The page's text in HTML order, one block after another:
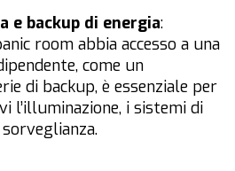
e backup di energia:
room abbia accesso a una
come un
di backup, è essenziale per
l’illuminazione, i sistemi di